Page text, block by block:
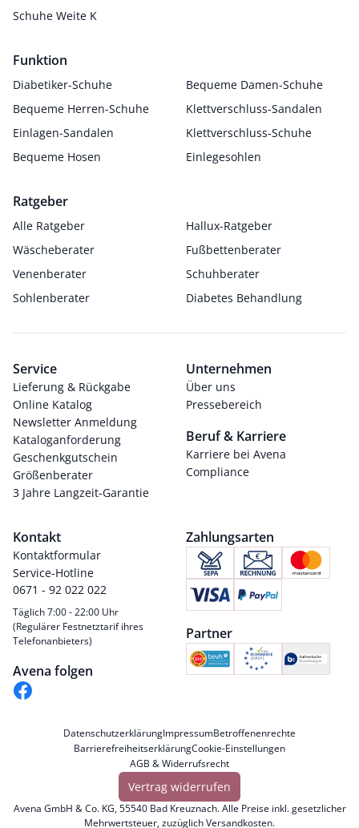
Schuhe Weite K
Funktion
Diabetiker-Schuhe
Bequeme Damen-Schuhe
Bequeme Herren-Schuhe
Klettverschluss-Sandalen
Einlagen-Sandalen
Klettverschluss-Schuhe
Bequeme Hosen
Einlegesohlen
Ratgeber
Alle Ratgeber
Hallux-Ratgeber
Wäscheberater
Fußbettenberater
Venenberater
Schuhberater
Sohlenberater
Diabetes Behandlung
Service
Lieferung & Rückgabe
Online Katalog
Newsletter Anmeldung
Kataloganforderung
Geschenkgutschein
Größenberater
3 Jahre Langzeit-Garantie
Unternehmen
Über uns
Pressebereich
Beruf & Karriere
Karriere bei Avena
Compliance
Kontakt
Kontaktformular
Service-Hotline
0671 - 92 022 022
Täglich 7:00 - 22:00 Uhr
(Regulärer Festnetztarif ihres
Telefonanbieters)
Avena folgen
Zahlungsarten
Partner
DatenschutzerklärungImpressumBetroffenenrechte
BarrierefreiheitserklärungCookie-Einstellungen
AGB & Widerrufsrecht
Vertrag widerrufen
Avena GmbH & Co. KG, 55540 Bad Kreuznach. Alle Preise inkl. gesetzlicher
Mehrwertsteuer, zuzüglichVersandkosten.